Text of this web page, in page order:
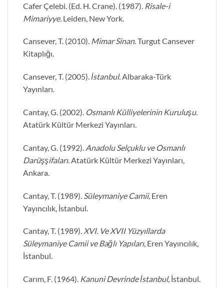
Cafer Çelebi. (Ed. H. Crane). (1987). Risale-i
Mimariyye. Leiden, New York.
Cansever, T. (2010).Mimar Sinan. Turgut Cansever
Kitaplığı.
Cansever, T. (2005).İstanbul.Albaraka-Türk
Yayınları.
Cantay, G. (2002). Osmanlı Külliyelerinin Kuruluşu.
Atatürk Kültür Merkezi Yayınları.
Cantay, G. (1992).Anadolu Selçuklu ve Osmanlı
Darüşşifaları.Atatürk Kültür Merkezi Yayınları,
Ankara.
Cantay, T. (1989). Süleymaniye Camii, Eren
Yayıncılık, İstanbul.
Cantay, T. (1989). XVI. Ve XVII Yüzyıllarda
Süleymaniye Camii ve Bağlı Yapıları,Eren Yayıncılık,
İstanbul.
Carım, F. (1964). Kanuni Devrinde İstanbul, İstanbul.